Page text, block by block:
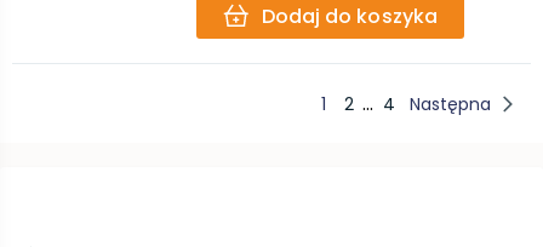
Dodaj do koszyka
1 2 ... 4 Następna